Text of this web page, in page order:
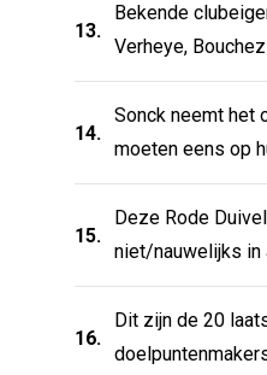
13.
Bekende
Verheye,
14.
Sonck neemt het
moeten eens op
15.
Deze Rode
niet/nauwelijks in
16.
Dit zijn de 20